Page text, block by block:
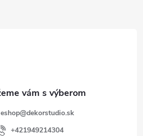
eshop@dekorstudio.sk
+421949214304